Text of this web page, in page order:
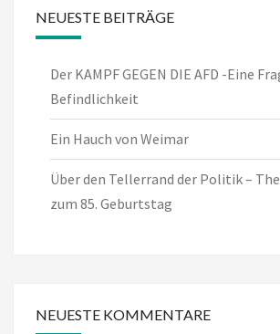
NEUESTE BEITRÄGE
Der KAMPF GEGEN DIE AFD -Eine
Befindlichkeit
Ein Hauch von Weimar
Über den Tellerrand der Politik –
zum 85. Geburtstag
NEUESTE KOMMENTARE